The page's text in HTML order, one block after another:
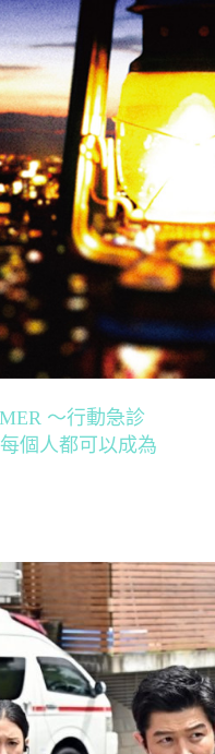
～行動急診
個人都可以成為